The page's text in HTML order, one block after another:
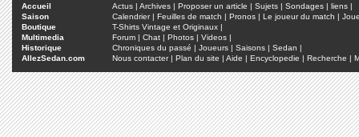
Accueil Actus | Archives | Proposer un article | Sujets | Sondages | liens |
Saison
Calendrier| Feuilles de match | Pronos | Le joueur du match |
Boutique
T-Shirts Vintage et Originaux |
Multimedia
Forum | Chat | Photos | Videos |
Historique
Chroniques du passé | Joueurs | Saisons | Sedan |
AllezSedan.com
Nous contacter| Plan du site | Aide | Encyclopedie | Recherche |